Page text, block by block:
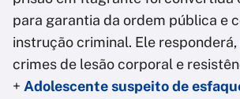
para garantia da ordem pública e
instrução criminal. Ele
crimes de lesão corporal e
+ Adolescente suspeito de